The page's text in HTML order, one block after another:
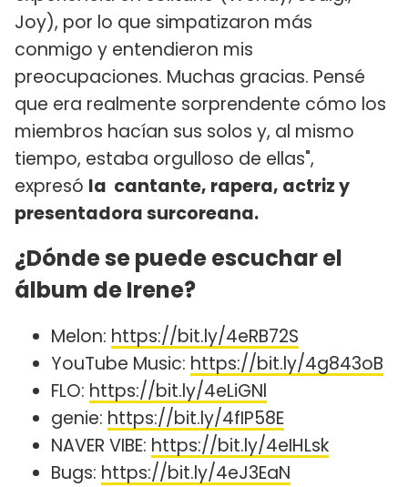
Joy), por lo que simpatizaron más
conmigo y entendieron mis
preocupaciones. Muchas gracias. Pensé
que era realmente sorprendente cómo los
miembros hacían sus solos y, al mismo
tiempo, estaba orgulloso de ellas",
expresó la cantante, rapera, actriz y
presentadora surcoreana.
¿Dónde se puede escuchar el
álbum de Irene?
Melon: https://bit.ly/4eRB72S
YouTube Music: https://bit.ly/4g843oB
FLO: https://bit.ly/4eLiGNl
genie: https://bit.ly/4fIP58E
NAVER VIBE: https://bit.ly/4eIHLsk
Bugs: https://bit.ly/4eJ3EaN